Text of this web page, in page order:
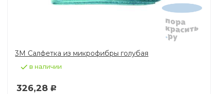
3M Салфетка из микрофибры голубая
в наличии
326,28 Р